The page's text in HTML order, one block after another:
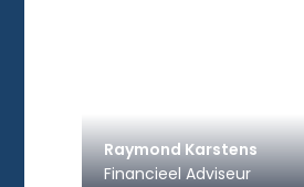
Raymond Karstens
Financieel Adviseur